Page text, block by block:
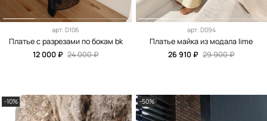
арт.D106
Платье с разрезами по бокам bk
12 000 ₽ 24 000 ₽
арт. D094
Платье майка из модала lime
26 910 ₽ 29 900 ₽
-10% -50%